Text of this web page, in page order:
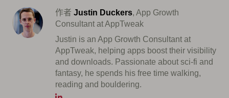
作者 Justin Duckers, App Growth
Consultant at AppTweak
Justin is an App Growth Consultant at
AppTweak, helping apps boost their visibility
and downloads. Passionate about sci-fi and
fantasy, he spends his free time walking,
reading and bouldering.